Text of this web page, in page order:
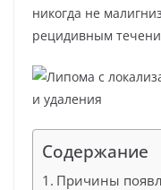
никогда не
рецидивным
Содержание
Причины